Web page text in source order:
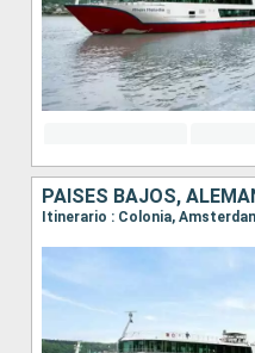
PAISES BAJOS,